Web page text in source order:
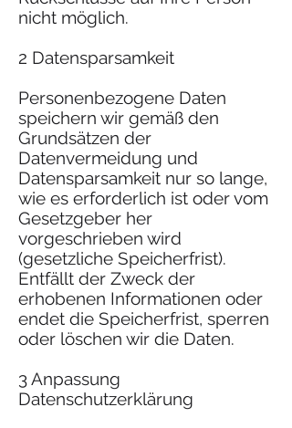
nicht möglich.
2 Datensparsamkeit
Personenbezogene Daten
speichern wir gemäß den
Grundsätzen der
Datenvermeidung und
Datensparsamkeit nur so lange,
wie es erforderlich ist oder vom
Gesetzgeber her
vorgeschrieben wird
(gesetzliche Speicherfrist).
Entfällt der Zweck der
erhobenen Informationen oder
endet die Speicherfrist, sperren
oder löschen wir die Daten.
3 Anpassung
Datenschutzerklärung